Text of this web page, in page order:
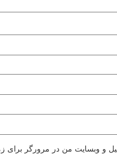
و وبسایت من در مرورگر برای